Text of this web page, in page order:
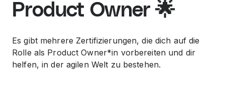
Product Owner 🌟
Es gibt mehrere Zertifizierungen, die dich auf die
Rolle als Product Owner*in vorbereiten und dir
helfen, in der agilen Welt zu bestehen.